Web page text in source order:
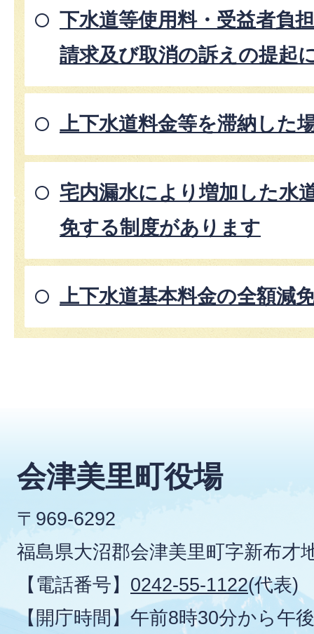
下水道等使用料・受益者負
請求及び取消の訴えの提起
上下水道料金等を滞納した
宅内漏水により増加した水
免する制度があります
上下水道基本料金の全額減
会津美里町役場
〒969-6292
福島県大沼郡会津美里町字新布才
【電話番号】 0242-55-1122(代表)
【開庁時間】午前8時30分から午